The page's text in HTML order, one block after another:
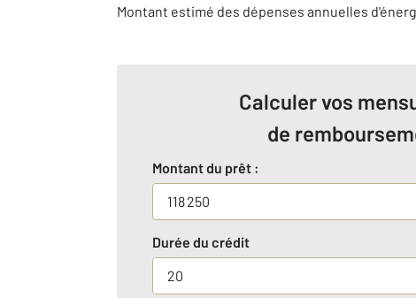
Montant estimé des dépenses annuelles
Calculer vos
de
Montant du prêt :
Durée du crédit